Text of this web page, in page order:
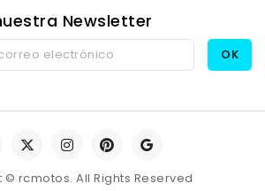
Newsletter
rcmotos. All Rights Reserved